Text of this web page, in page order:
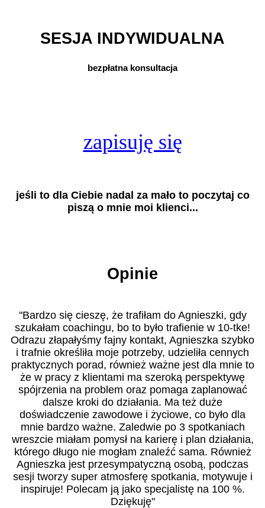
SESJA INDYWIDUALNA
bezpłatna konsultacja
zapisuję się
jeśli to dla Ciebie nadal za mało to poczytaj co
piszą o mnie moi klienci...
Opinie
"Bardzo się cieszę, że trafiłam do Agnieszki, gdy
szukałam coachingu, bo to było trafienie w 10-tke!
Odrazu złapałyśmy fajny kontakt, Agnieszka szybko
i trafnie określiła moje potrzeby, udzieliła cennych
praktycznych porad, również ważne jest dla mnie to
że w pracy z klientami ma szeroką perspektywę
spójrzenia na problem oraz pomaga zaplanować
dalsze kroki do działania. Ma też duże
doświadczenie zawodowe i życiowe, co było dla
mnie bardzo ważne. Zaledwie po 3 spotkaniach
wreszcie miałam pomysł na karierę i plan działania,
którego długo nie mogłam znaleźć sama. Również
Agnieszka jest przesympatyczną osobą, podczas
sesji tworzy super atmosferę spotkania, motywuje i
inspiruje! Polecam ją jako specjalistę na 100 %.
Dziękuję"